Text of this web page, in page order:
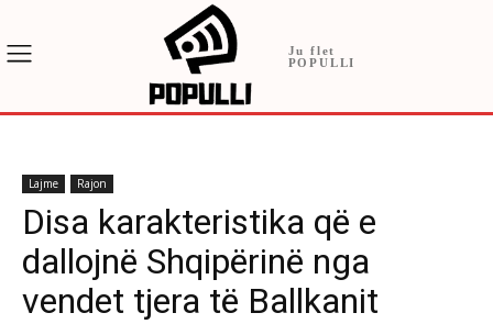
Ju flet
POPULLI
Lajme Rajon
Disa karakteristika që e
dallojnë Shqipërinë nga
vendet tjera të Ballkanit